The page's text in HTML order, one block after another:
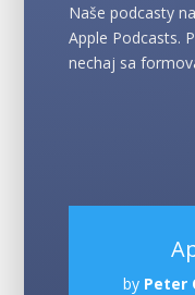
Naše podcasty
Apple Podcasts.
nechaj sa
by Peter